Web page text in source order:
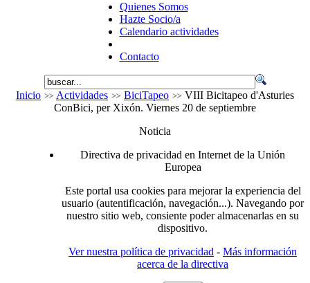
Quienes Somos
Hazte Socio/a
Calendario actividades
Contacto
Inicio Actividades BiciTapeo
VIII Bicitapeo d'Asturies
ConBici, per Xixón. Viernes 20 de septiembre
Noticia
Directiva de privacidad en Internet de la Unión
Europea
Este portal usa cookies para mejorar la experiencia del
usuario (autentificación, navegación...). Navegando por
nuestro sitio web, consiente poder almacenarlas en su
dispositivo.
Ver nuestra política de privacidad - Más información
acerca de la directiva